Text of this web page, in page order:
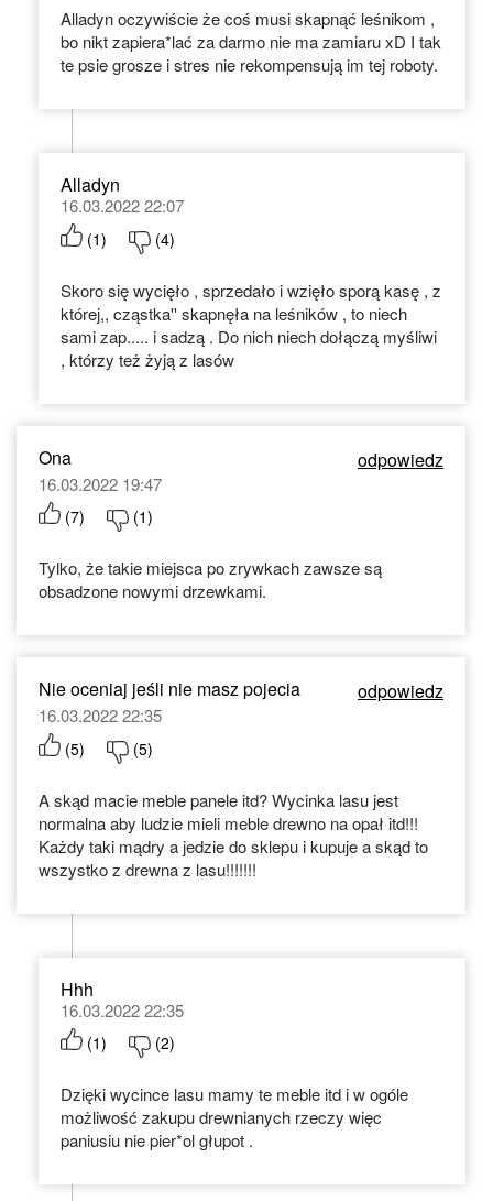
Alladyn oczywiście że coś musi skapnąć leśnikom ,
bo nikt zapiera*lać za darmo nie ma zamiaru xD I tak
te psie grosze i stres nie rekompensują im tej roboty.
Alladyn
16.03.2022 22:07
(1) (4)
Skoro się wycięło , sprzedało i wzięło sporą kasę , z
której,, cząstka'' skapnęła na leśników , to niech
sami zap..... i sadzą . Do nich niech dołączą myśliwi
, którzy też żyją z lasów
Ona odpowiedz
16.03.2022 19:47
(7) (1)
Tylko, że takie miejsca po zrywkach zawsze są
obsadzone nowymi drzewkami.
Nie oceniaj jeśli nie masz pojecia odpowiedz
16.03.2022 22:35
(5) (5)
A skąd macie meble panele itd? Wycinka lasu jest
normalna aby ludzie mieli meble drewno na opał itd!!!
Każdy taki mądry a jedzie do sklepu i kupuje a skąd to
wszystko z drewna z lasu!!!!!!!
Hhh
16.03.2022 22:35
(1) (2)
Dzięki wycince lasu mamy te meble itd i w ogóle
możliwość zakupu drewnianych rzeczy więc
paniusiu nie pier*ol głupot .